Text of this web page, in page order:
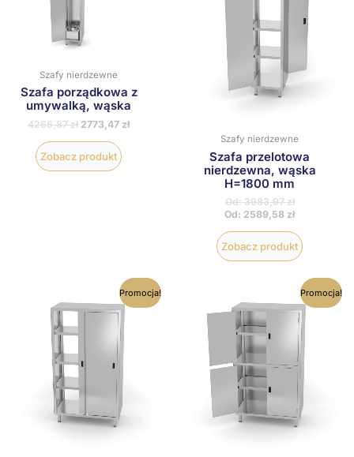
Szafy nierdzewne
Szafa porządkowa z
umywalką, wąska
4266,87zł 2773,47 zł
Zobacz produkt
produktu
Szafy nierdzewne
Szafa przelotowa
nierdzewna, wąska
H=1800 mm
Od:3983,97zł
Od: 2589,58 zł
Zobacz produkt
Opcje
można
na
Promocja!
Ten
produkt
Opcje
wybrać
stronie
Promocja!
Ten
produkt
Opcje
wybrać
stronie